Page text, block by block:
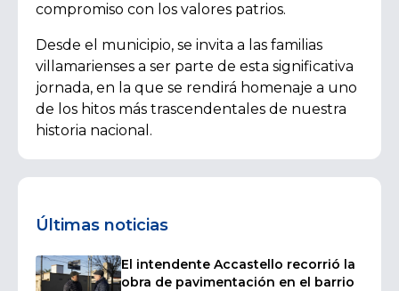
compromiso con los valores patrios.
Desde el municipio, se invita a las familias
villamarienses a ser parte de esta significativa
jornada, en la que se rendirá homenaje a uno
de los hitos más trascendentales de nuestra
historia nacional.
Últimas noticias
El intendente Accastello recorrió la
obra de pavimentación en el barrio